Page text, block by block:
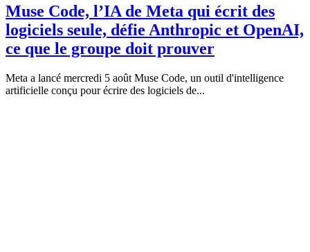
Muse Code, l’IA de Meta qui écrit des
logiciels seule, défie Anthropic et OpenAI,
ce que le groupe doit prouver
Meta a lancé mercredi 5 août Muse Code, un outil d'intelligence
artificielle conçu pour écrire des logiciels de...